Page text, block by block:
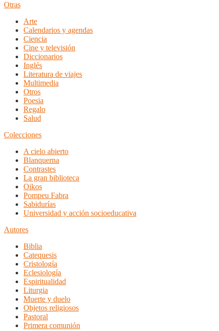
Otras
Arte
Calendarios y agendas
Ciencia
Cine y televisión
Diccionarios
Inglés
Literatura de viajes
Multimedia
Otros
Poesia
Regalo
Salud
Colecciones
A cielo abierto
Blanquerna
Contrastes
La gran biblioteca
Oikos
Pompeu Fabra
Sabidurías
Universidad y acción socioeducativa
Autores
Biblia
Catequesis
Cristología
Eclesiología
Espiritualidad
Liturgia
Muerte y duelo
Objetos religiosos
Pastoral
Primera comunión